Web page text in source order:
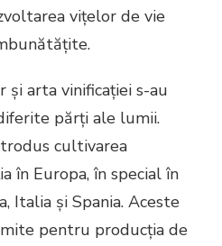
vițelor de vie
arta vinificației s-au
părți ale lumii.
cultivarea
în Europa, în special în
Italia și Spania. Aceste
pentru producția de